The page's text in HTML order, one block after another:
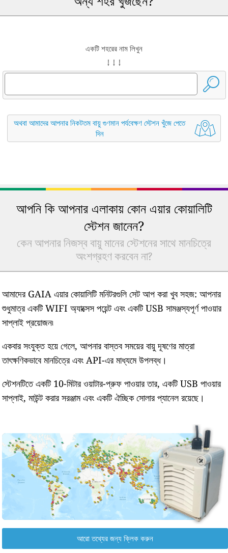
একটি শহরের নাম লিখুন
↓ ↓ ↓
অথবা আমাদের আপনার নিকটতম বায়ু গুণমান পর্যবেক্ষণ স্টেশন খুঁজে পেতে
দিন
আপনি কি আপনার এলাকায় কোন এয়ার কোয়ালিটি
স্টেশন জানেন?
কেন আপনার নিজস্ব বায়ু মানের স্টেশনের সাথে মানচিত্রে
অংশগ্রহণ করবেন না?
আমাদের GAIA এয়ার কোয়ালিটি মনিটরগুলি সেট আপ করা খুব সহজ: আপনার
শুধুমাত্র একটি WIFI অ্যাক্সেস পয়েন্ট এবং একটি USB সামঞ্জস্যপূর্ণ পাওয়ার
সাপ্লাই প্রয়োজন৷
একবার সংযুক্ত হয়ে গেলে, আপনার বাস্তব সময়ের বায়ু দূষণের মাত্রা
তাৎক্ষণিকভাবে মানচিত্রে এবং API-এর মাধ্যমে উপলব্ধ।
স্টেশনটিতে একটি 10-মিটার ওয়াটার-প্রুফ পাওয়ার তার, একটি USB পাওয়ার
সাপ্লাই, মাউন্ট করার সরঞ্জাম এবং একটি ঐচ্ছিক সোলার প্যানেল রয়েছে।
আরো তথ্যের জন্য ক্লিক করুন